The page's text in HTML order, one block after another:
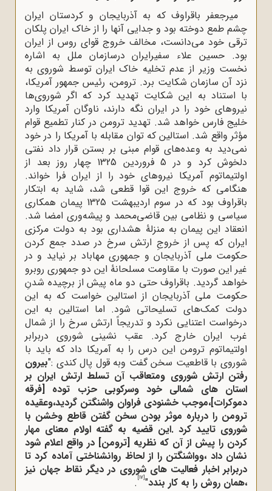
میرجعفر باقراوف که به آذربایجان و کردستان ایران
چشم طمع دوخته بود و جدایی آنها را از خاک ایران پلکان
ترقی خود می‌دانست، مخالف خروج قوای روس از ایران
بود. حسین علاء سفیرایران درسازمان ملل به اشاره
نخست وزیر از عدم تخلیه خاک ایران توسط شوروی به
نزد آن سازمان شکایت برد. ترومن، رئیس جمهور آمریکا،
با استناد به این شکایت تهدید کرد که اگر شوروی‌ها
نیروهای خود را در ایران نگه دارند، ناوگان آمریکا وارد
خلیج فارس خواهد شد. تهدید ترومن در کنار تطمیع قوام
مؤثر واقع شد. استالین که توان مقابله با آمریکا را در خود
نمی‌دید به وعده‌های قوام مبنی بر بستن قرار داد نفتی
دلخوش کرد و در 5 فروردین 1325 چهار روز بعد از
اولتیماتوم آمریکا نیروهای خود را از ایران فرا خواند.
هنگامی که خروج این قوا قطعی شد، شاید به ابتکار
باقراوف بود که در سوم اردیبهشت 1325 پیمان همکاری
سیاسی و نظامی بین قاضی‌محمد و پیشه‌وری امضا شد.
انعقاد این پیمان به منزلۀ هشداری بود به دولت مرکزی
ایران که پس از خروجِ ارتش سرخ در صدد جمع کردن
حکومت ملی آذربایجان و جمهوری مهاباد بر نیاید و در
غیر این صورت با مقاومت مسلحانۀ این دو جمهوری روبرو
خواهد گردید. باقراوف حتی دو ماه پیش از برچیده شدنِ
حکومت ملی آذربایجان از استالین خواست که به این
دولت کمک‌های تسلیحاتی شود. اما استالین به این
درخواست اعتنایی نکرد و تدریجاً ارتش سرخ را از شمال
غرب ایران خارج کرد. عقب نشینی شوروی دربرابر
اولتیماتوم ترومن این درس را به آمریکا داد که باید با
شوروی با قاطعیت سخن گفت وبه قول پال کندی :"بیرون
رفتن ارتش شوروی ومتعاقب آن تسلط ارتش ایران بر
استان های شمالی خود وسرکوبی حزب توده [فرقه
دموکرات]،موجب خشنودی فراوان واشنگتن گردید،وعقیده
ترومن را درباره موثر بودن سخن گفتن قاطع وخشن با
شوروی تایید کرد .این قضیه به گفته اولام معنای مهار
کردن را پیش از آن که نظریه [ترومن] در واقع اعلام شود
نشان داد ،وواشنگتن را از لحاظ روانشناختی آماده کرد تا
دربرابر اخبار فعالیت های شوروی در دیگر نقاط جهان نیز
،همان روش را به کار بندد"
[17]
.